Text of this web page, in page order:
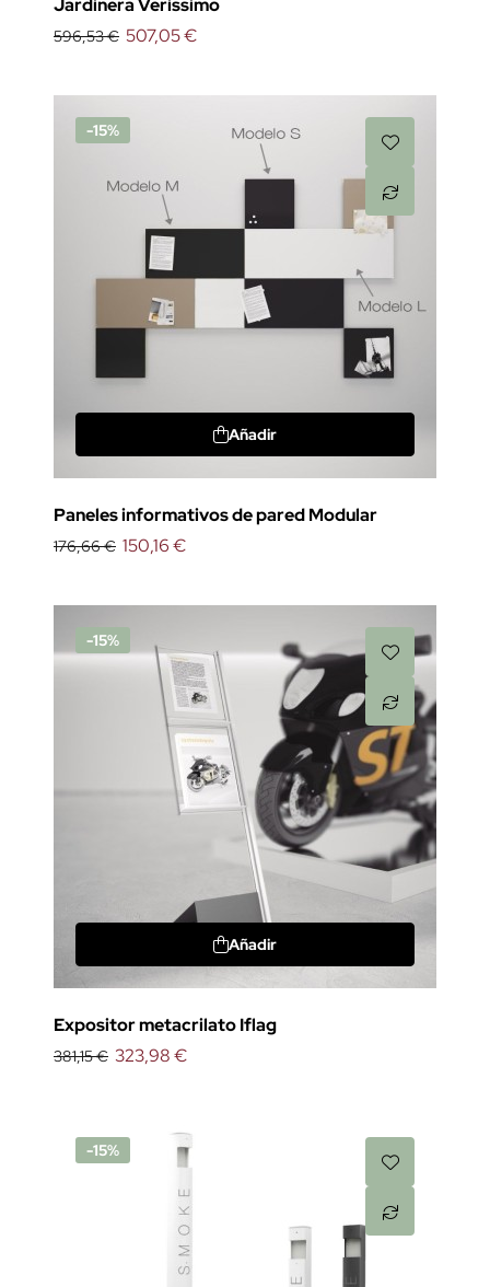
Jardinera Verissimo
596,53 € 507,05 €
-15%
Añadir
Paneles informativos de pared Modular
176,66 € 150,16 €
-15%
Añadir
Expositor metacrilato Iflag
381,15 € 323,98 €
-15%